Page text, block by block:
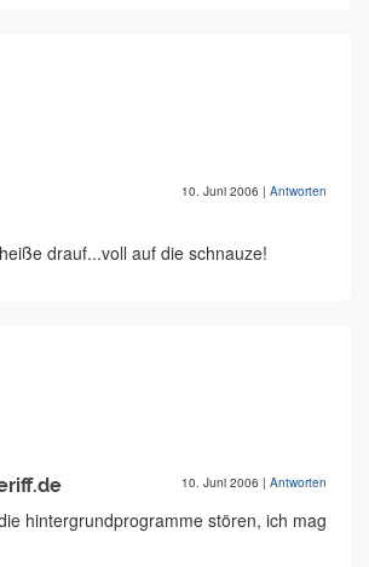
10. Juni 2006 | Antworten
drauf...voll auf die schnauze!
10. Juni 2006 | Antworten
hintergrundprogramme stören, ich mag